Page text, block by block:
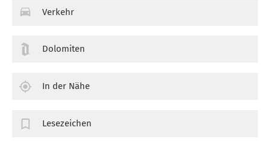
Verkehr
Dolomiten
In der Nähe
Lesezeichen